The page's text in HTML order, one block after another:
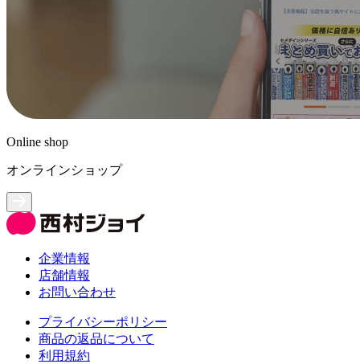
Online shop
オンラインショップ
企業情報
店舗情報
お問い合わせ
プライバシーポリシー
商品の返品について
利用規約